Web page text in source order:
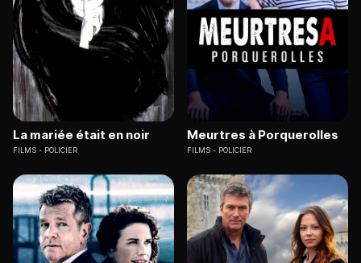
La mariée était en noir
FILMS POLICIER
Meurtres à Porquerolles
FILMS POLICIER